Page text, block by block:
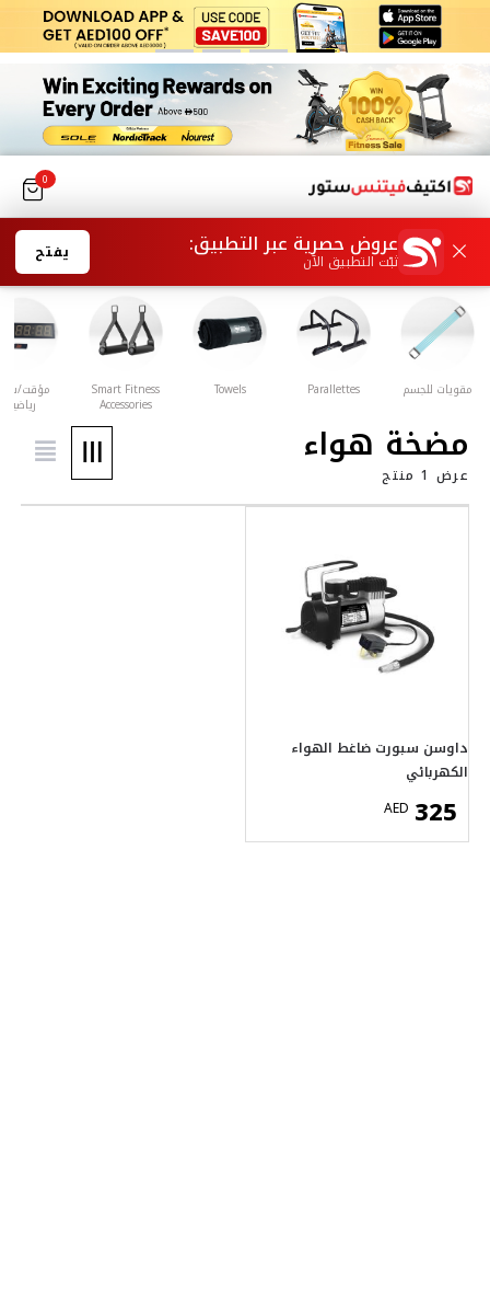
0
يفتح
Smart Fitness مؤقت/ساعة سترة مرجحة بار تمارين الذقن بار تمارين
الجلوس